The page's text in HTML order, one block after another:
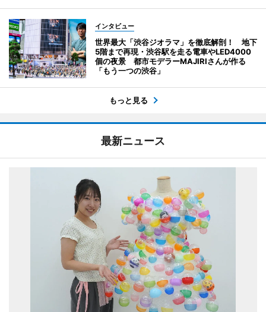
インタビュー
世界最大「渋谷ジオラマ」を徹底解剖！ 地下
5階まで再現・渋谷駅を走る電車やLED4000
個の夜景 都市モデラーMAJIRIさんが作る
「もう一つの渋谷」
もっと見る
最新ニュース